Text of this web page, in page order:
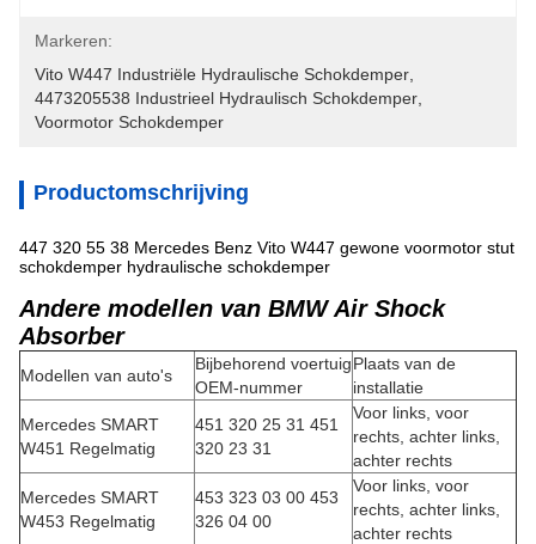
Markeren:
Vito W447 Industriële Hydraulische Schokdemper
4473205538 Industrieel Hydraulisch Schokdemper
Voormotor Schokdemper
Productomschrijving
447 320 55 38 Mercedes Benz Vito W447 gewone voormotor stut
schokdemper hydraulische schokdemper
Andere modellen van BMW Air Shock
Absorber
Modellen van auto's
Bijbehorend voertuig
OEM-nummer
Plaats van de
installatie
Mercedes SMART
W451 Regelmatig
451 320 25 31 451
320 23 31
Voor links, voor
rechts, achter links,
achter rechts
Mercedes SMART
W453 Regelmatig
453 323 03 00 453
326 04 00
Voor links, voor
rechts, achter links,
achter rechts